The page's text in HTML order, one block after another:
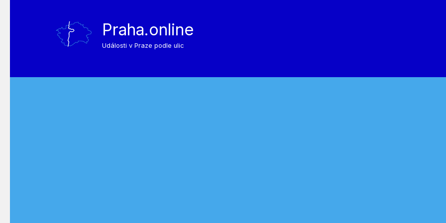
Praha.online
Události v Praze podle ulic